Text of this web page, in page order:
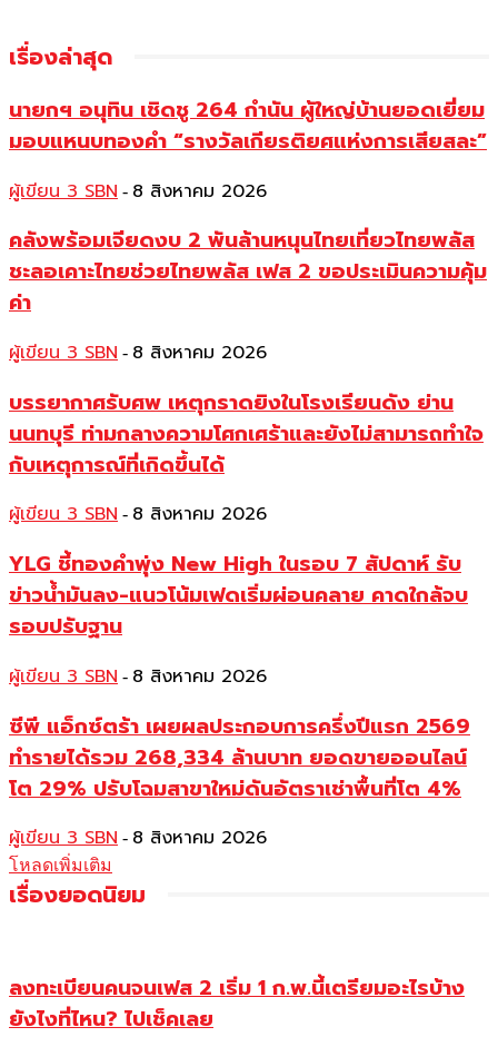
เรื่องล่าสุด
นายกฯ อนุทิน เชิดชู 264 กำนัน ผู้ใหญ่บ้านยอดเยี่ยม
มอบแหนบทองคำ “รางวัลเกียรติยศแห่งการเสียสละ”
ผู้เขียน 3 SBN - 8 สิงหาคม 2026
คลังพร้อมเจียดงบ 2 พันล้านหนุนไทยเที่ยวไทยพลัส
ชะลอเคาะไทยช่วยไทยพลัส เฟส 2 ขอประเมินความคุ้ม
ค่า
ผู้เขียน 3 SBN - 8 สิงหาคม 2026
บรรยากาศรับศพ เหตุกราดยิงในโรงเรียนดัง ย่าน
นนทบุรี ท่ามกลางความโศกเศร้าและยังไม่สามารถทำใจ
กับเหตุการณ์ที่เกิดขึ้นได้
ผู้เขียน 3 SBN - 8 สิงหาคม 2026
YLG ชี้ทองคำพุ่ง New High ในรอบ 7 สัปดาห์ รับ
ข่าวน้ำมันลง-แนวโน้มเฟดเริ่มผ่อนคลาย คาดใกล้จบ
รอบปรับฐาน
ผู้เขียน 3 SBN - 8 สิงหาคม 2026
ซีพี แอ็กซ์ตร้า เผยผลประกอบการครึ่งปีแรก 2569
ทำรายได้รวม 268,334 ล้านบาท ยอดขายออนไลน์
โต 29% ปรับโฉมสาขาใหม่ดันอัตราเช่าพื้นที่โต 4%
ผู้เขียน 3 SBN - 8 สิงหาคม 2026
โหลดเพิ่มเติม
เรื่องยอดนิยม
ลงทะเบียนคนจนเฟส 2 เริ่ม 1 ก.พ.นี้เตรียมอะไรบ้าง
ยังไงที่ไหน? ไปเช็คเลย